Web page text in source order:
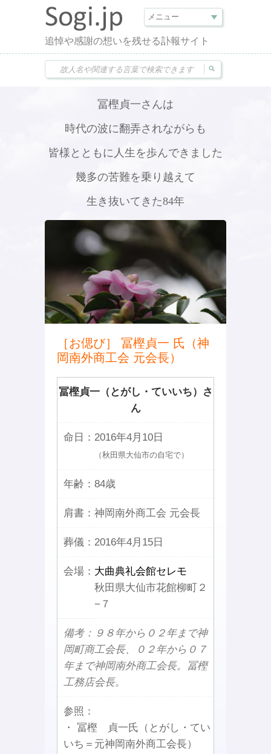
追悼や感謝の想いを残せる訃報サイト
冨樫貞一さんは
時代の波に翻弄されながらも
皆様とともに人生を歩んできました
幾多の苦難を乗り越えて
生き抜いてきた84年
［お偲び］ 冨樫貞一 氏（神
岡南外商工会 元会長）
冨樫貞一（とがし・ていいち）さ
ん
命日： 2016年4月10日
（秋田県大仙市の自宅で）
年齢： 84歳
肩書： 神岡南外商工会 元会長
葬儀： 2016年4月15日
会場： 大曲典礼会館セレモ
秋田県大仙市花館柳町２
−７
備考：９８年から０２年まで神
岡町商工会長、０２年から０７
年まで神岡南外商工会長。冨樫
工務店会長。
参照：
・ 冨樫 貞一氏（とがし・てい
いち＝元神岡南外商工会長）